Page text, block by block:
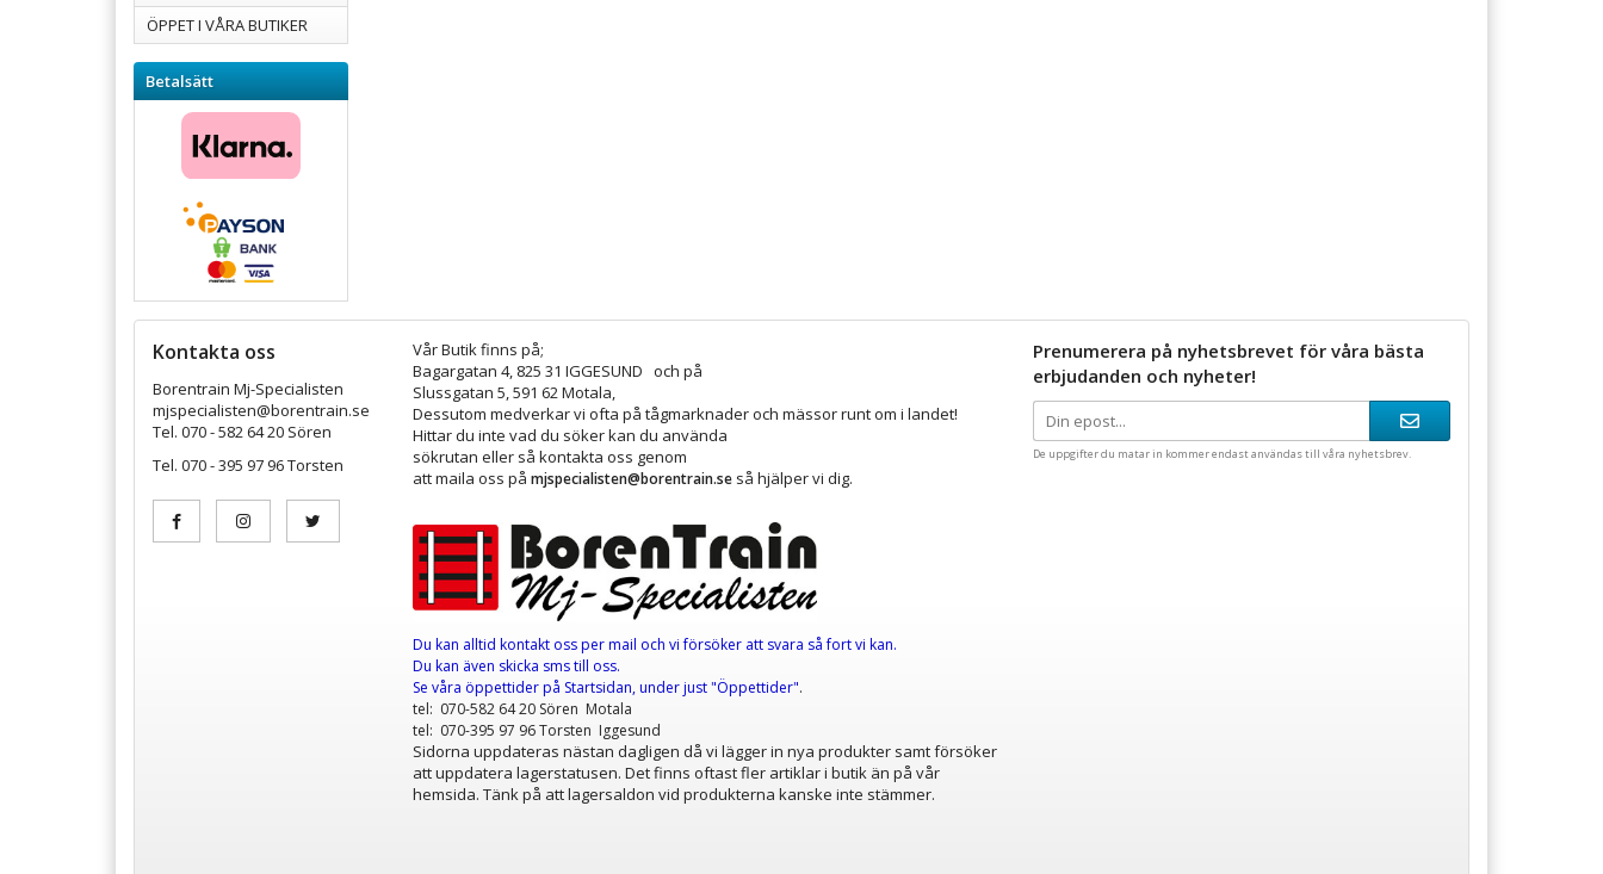
ÖPPET I VÅRA BUTIKER
Betalsätt
Kontakta oss
Borentrain Mj-Specialisten
mjspecialisten@borentrain.se
Tel. 070 - 582 64 20 Sören
Tel. 070 - 395 97 96 Torsten
Vår Butik finns på;
Bagargatan 4, 825 31 IGGESUND och på
Slussgatan 5, 591 62 Motala,
Dessutom medverkar vi ofta på tågmarknader och mässor runt om i landet!
Hittar du inte vad du söker kan du använda
sökrutan eller så kontakta oss genom
att maila oss på mjspecialisten@borentrain.se så hjälper vi dig.
Du kan alltid kontakt oss per mail och vi försöker att svara så fort vi kan.
Du kan även skicka sms till oss.
Se våra öppettiderpå Startsidan, under just "Öppettider".
tel: 070-582 64 20 Sören Motala
tel: 070-395 97 96 Torsten Iggesund
Sidorna uppdateras nästan dagligen då vi lägger in nya produkter samt försöker
att uppdatera lagerstatusen. Det finns oftast fler artiklar i butik än på vår
hemsida. Tänk på att lagersaldon vid produkterna kanske inte stämmer.
Prenumerera på nyhetsbrevet för våra bästa
erbjudanden och nyheter!
De uppgifter du matar in kommer endast användas till våra nyhetsbrev.